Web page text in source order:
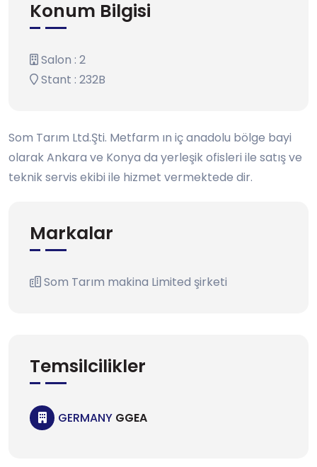
Konum Bilgisi
Salon : 2
Stant : 232B
Som Tarım Ltd.Şti. Metfarm ın iç anadolu bölge bayi
olarak Ankara ve Konya da yerleşik ofisleri ile satış ve
teknik servis ekibi ile hizmet vermektede dir.
Markalar
Som Tarım makina Limited şirketi
Temsilcilikler
GERMANY GGEA